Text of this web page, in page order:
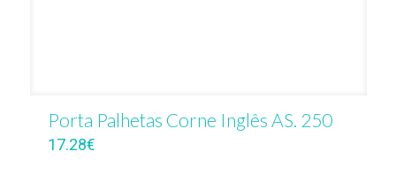
Porta Palhetas Corne Inglês AS. 250
17.28€